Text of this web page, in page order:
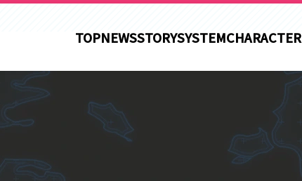
TOPNEWSSTORYSYSTEMCHARACTER